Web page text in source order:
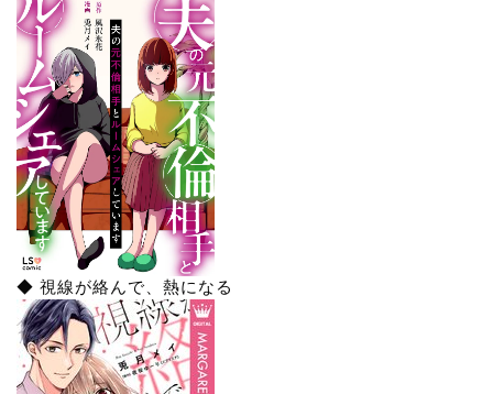
◆ 視線が絡んで、熱になる